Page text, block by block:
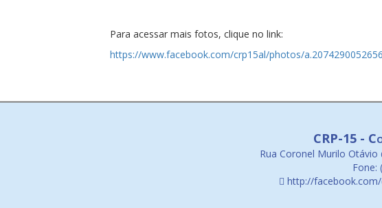
Para acessar mais fotos, clique no link:
https://www.facebook.com/crp15al/photos/
CRP-15 -
Rua Coronel Murilo Otávio
Fone:
http://